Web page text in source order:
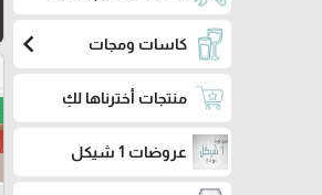
كاسات ومجات chevron_left
منتجات أخترناها لكِ
عروضات 1 شيكل